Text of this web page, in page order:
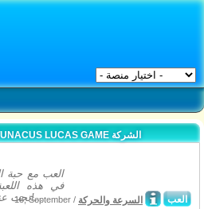
مباريات من قبل FORTUNACUS LUCAS GAME الشركة
العب مع حبة
في هذه
تحت عنوان أورنج غولي!...
العب 18, September / السرعة والحركة